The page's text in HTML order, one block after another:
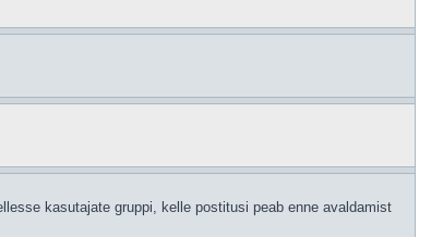
kasutajate gruppi, kelle postitusi peab enne avaldamist